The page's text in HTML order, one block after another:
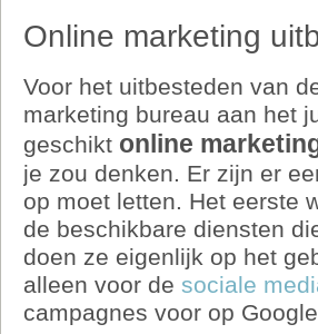
Online marketing
Voor het uitbesteden van
marketing bureau aan het
geschikt online
je zou denken. Er zijn er
op moet letten. Het eerste
de beschikbare diensten
doen ze eigenlijk op het
alleen voor de sociale
campagnes voor op